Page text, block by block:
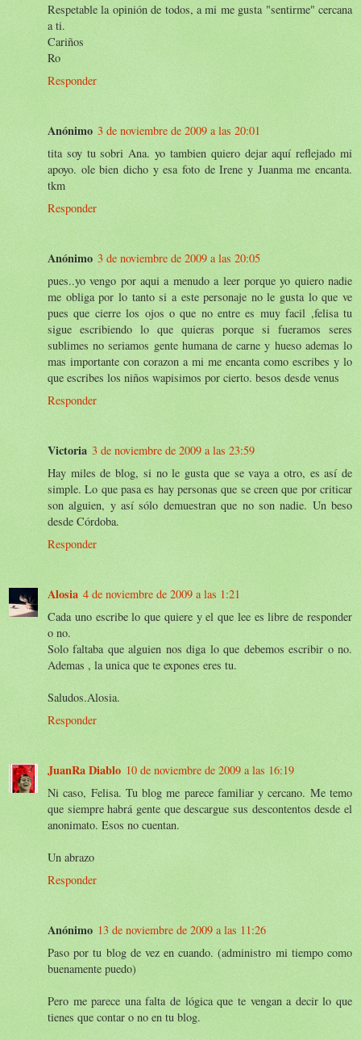
Respetable la opinión de todos, a mi me gusta "sentirme" cercana
a ti.
Cariños
Ro
Responder
Anónimo 3 de noviembre de 2009 a las 20:01
tita soy tu sobri Ana. yo tambien quiero dejar aquí reflejado mi
apoyo. ole bien dicho y esa foto de Irene y Juanma me encanta.
tkm
Responder
Anónimo 3 de noviembre de 2009 a las 20:05
pues..yo vengo por aqui a menudo a leer porque yo quiero nadie
me obliga por lo tanto si a este personaje no le gusta lo que ve
pues que cierre los ojos o que no entre es muy facil ,felisa tu
sigue escribiendo lo que quieras porque si fueramos seres
sublimes no seriamos gente humana de carne y hueso ademas lo
mas importante con corazon a mi me encanta como escribes y lo
que escribes los niños wapisimos por cierto. besos desde venus
Responder
Victoria 3 de noviembre de 2009 a las 23:59
Hay miles de blog, si no le gusta que se vaya a otro, es así de
simple. Lo que pasa es hay personas que se creen que por criticar
son alguien, y así sólo demuestran que no son nadie. Un beso
desde Córdoba.
Responder
Alosia 4 de noviembre de 2009 a las 1:21
Cada uno escribe lo que quiere y el que lee es libre de responder
o no.
Solo faltaba que alguien nos diga lo que debemos escribir o no.
Ademas , la unica que te expones eres tu.
Saludos.Alosia.
Responder
JuanRa Diablo 10 de noviembre de 2009 a las 16:19
Ni caso, Felisa. Tu blog me parece familiar y cercano. Me temo
que siempre habrá gente que descargue sus descontentos desde el
anonimato. Esos no cuentan.
Un abrazo
Responder
Anónimo 13 de noviembre de 2009 a las 11:26
Paso por tu blog de vez en cuando. (administro mi tiempo como
buenamente puedo)
Pero me parece una falta de lógica que te vengan a decir lo que
tienes que contar o no en tu blog.